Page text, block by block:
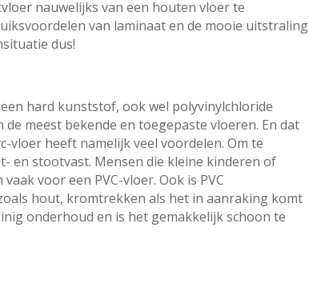
nauwelijks van een houten vloer te
van laminaat en de mooie uitstraling
dus!
hard kunststof, ook wel polyvinylchloride
de meest bekende en toegepaste vloeren. En dat
vloer heeft namelijk veel voordelen. Om te
en stootvast. Mensen die kleine kinderen of
voor een PVC-vloer. Ook is PVC
hout, kromtrekken als het in aanraking komt
onderhoud en is het gemakkelijk schoon te